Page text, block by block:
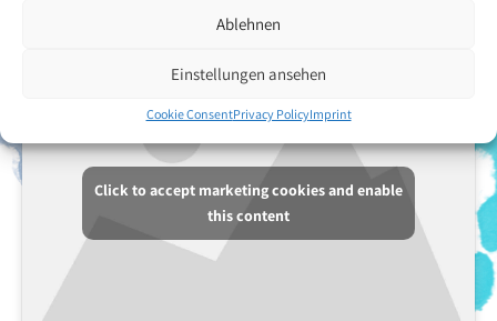
Ablehnen
Einstellungen ansehen
Cookie ConsentPrivacy PolicyImprint
Click to accept marketing cookies and enable
this content